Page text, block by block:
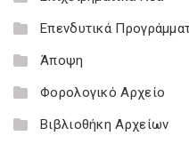
Επενδυτικά
Άποψη
Φορολογικό Αρχείο
Βιβλιοθήκη Αρχείων